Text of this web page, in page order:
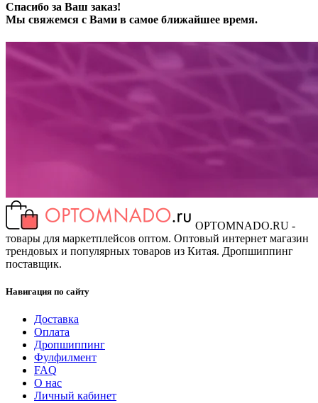
Спасибо за Ваш заказ!
Мы свяжемся с Вами в самое ближайшее время.
OPTOMNADO.RU -
товары для маркетплейсов оптом. Оптовый интернет магазин
трендовых и популярных товаров из Китая. Дропшиппинг
поставщик.
Навигация по сайту
Доставка
Оплата
Дропшиппинг
Фулфилмент
FAQ
О нас
Личный кабинет